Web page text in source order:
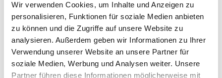
Wir verwenden Cookies, um Inhalte und Anzeigen zu
personalisieren, Funktionen für soziale Medien anbieten
zu können und die Zugriffe auf unsere Website zu
analysieren. Außerdem geben wir Informationen zu Ihrer
Verwendung unserer Website an unsere Partner für
soziale Medien, Werbung und Analysen weiter. Unsere
Partner führen diese Informationen möglicherweise mit
Variante